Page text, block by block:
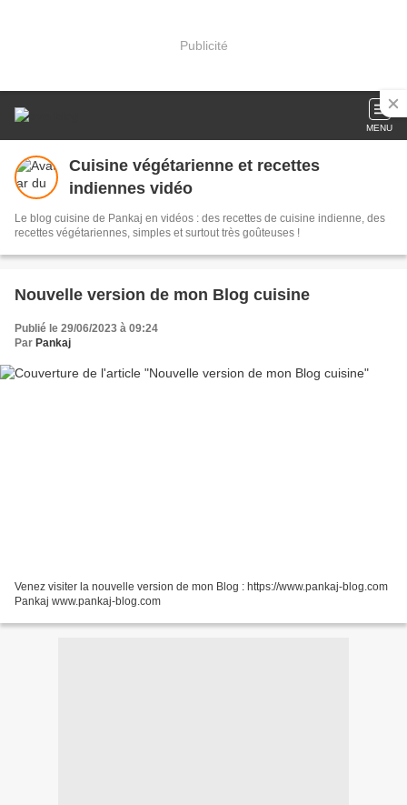
Publicité
MENU
Cuisine végétarienne et recettes
indiennes vidéo
Le blog cuisine de Pankaj en vidéos : des recettes de cuisine indienne, des
recettes végétariennes, simples et surtout très goûteuses !
Nouvelle version de mon Blog cuisine
Publié le 29/06/2023 à 09:24
Par Pankaj
Venez visiter la nouvelle version de mon Blog : https://www.pankaj-blog.com
Pankaj www.pankaj-blog.com